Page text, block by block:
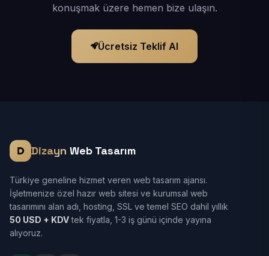
konuşmak üzere hemen bize ulaşın.
Ücretsiz Teklif Al
Dizayn Web Tasarım
Türkiye geneline hizmet veren web tasarım ajansı.
İşletmenize özel hazır web sitesi ve kurumsal web
tasarımını alan adı, hosting, SSL ve temel SEO dahil yıllık
50 USD + KDVtek fiyatla, 1-3 iş günü içinde yayına
alıyoruz.